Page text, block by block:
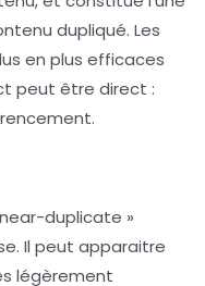
dupliqué. Les
en plus efficaces
peut être direct :
duplicate »
Il peut apparaitre
légèrement